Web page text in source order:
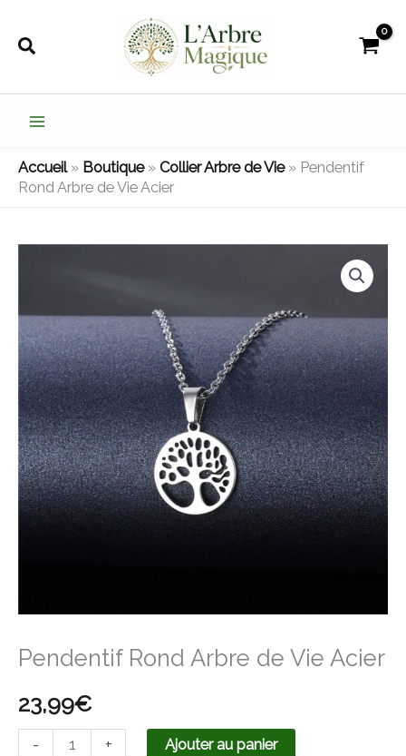
Rechercher
Accueil» Boutique» Collier Arbre de Vie» Pendentif
Rond Arbre de Vie Acier
Pendentif Rond Arbre de Vie Acier
23,99€
-
Pendentif
Rond
Arbre
de
Vie
Acier
+ Ajouter au panier